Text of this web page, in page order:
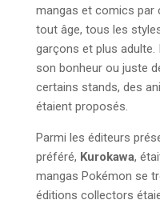
mangas et comics par
tout âge, tous les
garçons et plus
son bonheur ou juste
certains stands, des
étaient proposés.
Parmi les éditeurs
préféré, Kurokawa,
mangas Pokémon se
éditions collectors